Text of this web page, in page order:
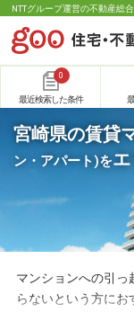
NTTグループ運営の不動産総
0
最近検索した条件
宮崎県の賃貸
ン・アパート)を
マンションへの引
らないという方に